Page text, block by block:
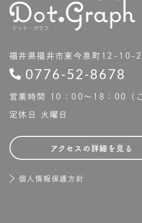
福井県福井市東今泉町12-10-2
0776-52-8678
営業時間 10：00〜18：00（ご
定休日 火曜日
アクセスの詳細を見る
個人情報保護方針